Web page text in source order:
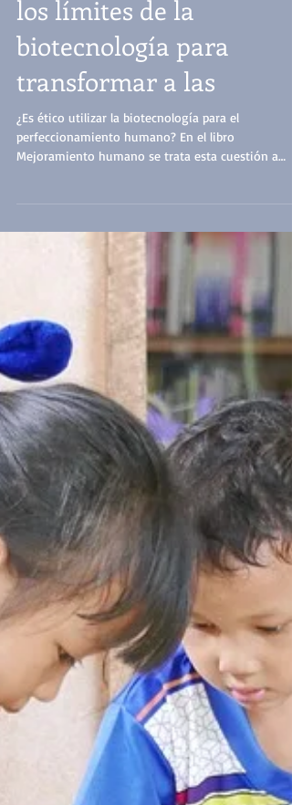
un debate abierto sobre
los límites de la
biotecnología para
transformar a las
¿Es ético utilizar la biotecnología para el